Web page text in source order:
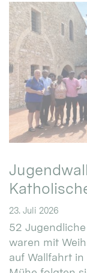
23. Juli 2026
52
waren mit
auf Wallfahrt